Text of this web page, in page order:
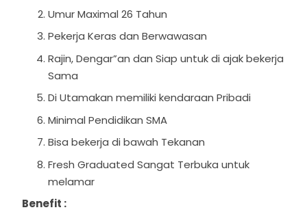
Umur Maximal 26 Tahun
Pekerja Keras dan Berwawasan
Rajin, Dengar”an dan Siap untuk di ajak bekerja
Sama
Di Utamakan memiliki kendaraan Pribadi
Minimal Pendidikan SMA
Bisa bekerja di bawah Tekanan
Fresh Graduated Sangat Terbuka untuk
melamar
Benefit :